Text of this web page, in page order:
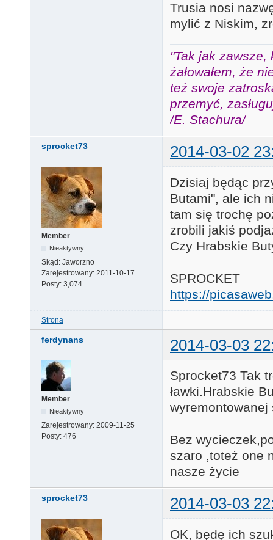
Trusia nosi
mylić z Niskim,
"Tak jak zawsze,
żałowałem, że
też swoje
przemyć,
/E. Stachura/
sprocket73 2014-03-02
Member
Nieaktywny
Skąd: Jaworzno
Zarejestrowany: 2011-10-17
Posty: 3,074
Dzisiaj będąc
Butami", ale ich
tam się trochę
zrobili jakiś
Czy Hrabskie
SPROCKET
https://
Strona
ferdynans 2014-03-03
Member
Nieaktywny
Zarejestrowany: 2009-11-25
Posty: 476
Sprocket73 Tak
ławki.Hrabskie
wyremontowanej
Bez
szaro ,toteż one
nasze
sprocket73 2014-03-03
OK, będę ich